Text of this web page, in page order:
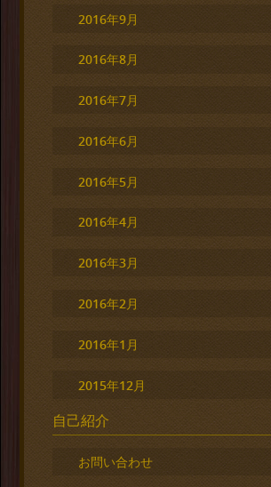
2016年9月
2016年8月
2016年7月
2016年6月
2016年5月
2016年4月
2016年3月
2016年2月
2016年1月
2015年12月
自己紹介
お問い合わせ